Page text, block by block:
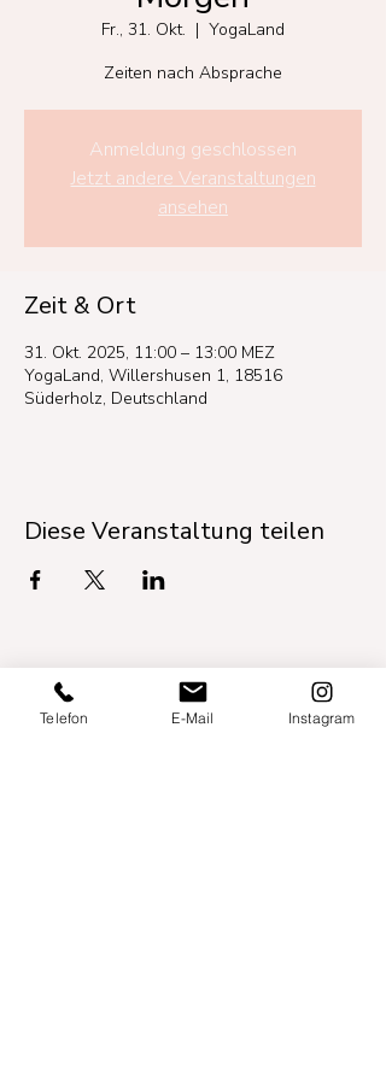
Fr., 31. Okt.
  |
YogaLand
Zeiten nach Absprache
Anmeldung geschlossen
Jetzt andere Veranstaltungen
ansehen
Zeit & Ort
31. Okt. 2025, 11:00 – 13:00 MEZ
YogaLand, Willershusen 1, 18516
Süderholz, Deutschland
Diese Veranstaltung teilen
Telefon E-Mail Instagram